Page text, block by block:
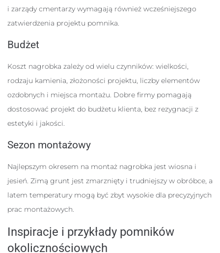
i zarządy cmentarzy wymagają również wcześniejszego
zatwierdzenia projektu pomnika.
Budżet
Koszt nagrobka zależy od wielu czynników: wielkości,
rodzaju kamienia, złożoności projektu, liczby elementów
ozdobnych i miejsca montażu. Dobre firmy pomagają
dostosować projekt do budżetu klienta, bez rezygnacji z
estetyki i jakości.
Sezon montażowy
Najlepszym okresem na montaż nagrobka jest wiosna i
jesień. Zimą grunt jest zmarznięty i trudniejszy w obróbce, a
latem temperatury mogą być zbyt wysokie dla precyzyjnych
prac montażowych.
Inspiracje i przykłady pomników
okolicznościowych